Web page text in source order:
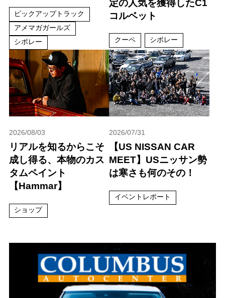
ピックアップトラック
アメマガガールズ
シボレー
定の人気を獲得したC1
コルベット
クーペ シボレー
2026/08/03
リアルを知るからこそ
成し得る、本物のカス
タムペイント
【Hammar】
ショップ
2026/07/31
【US NISSAN CAR
MEET】USニッサン勢
は寒さも何のその！
イベントレポート